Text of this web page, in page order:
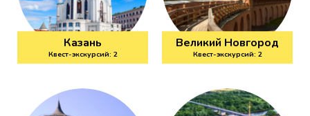
Казань
Квест-экскурсий: 2
Великий Новгород
Квест-экскурсий: 2